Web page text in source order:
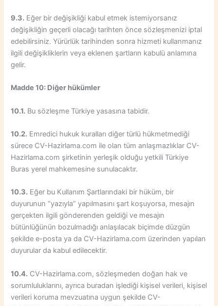
9.3. Eğer bir değişikliği kabul etmek istemiyorsanız
değişikliğin geçerli olacağı tarihten önce sözleşmenizi iptal
edebilirsiniz. Yürürlük tarihinden sonra hizmeti kullanmanız
ilgili değişikliklerin veya eklenen şartların kabulü anlamına
gelir.
Madde 10: Diğer hükümler
10.1. Bu sözleşme Türkiye yasasına tabidir.
10.2. Emredici hukuk kuralları diğer türlü hükmetmediği
sürece CV-Hazirlama.com ile olan tüm anlaşmazlıklar CV-
Hazirlama.com şirketinin yerleşik olduğu yetkili Türkiye
Buras yerel mahkemesine sunulacaktır.
10.3. Eğer bu Kullanım Şartlarındaki bir hüküm, bir
duyurunun “yazıyla” yapılmasını şart koşuyorsa, mesajın
gerçekten ilgili gönderenden geldiği ve mesajın
bütünlüğünün bozulmadığı anlaşılacak biçimde düzgün
şekilde e-posta ya da CV-Hazirlama.com üzerinden yapılan
duyurular da kabul edilecektir.
10.4. CV-Hazirlama.com, sözleşmeden doğan hak ve
sorumluluklarını, ayrıca buradan işlediği kişisel verileri, kişisel
verileri koruma mevzuatına uygun şekilde CV-